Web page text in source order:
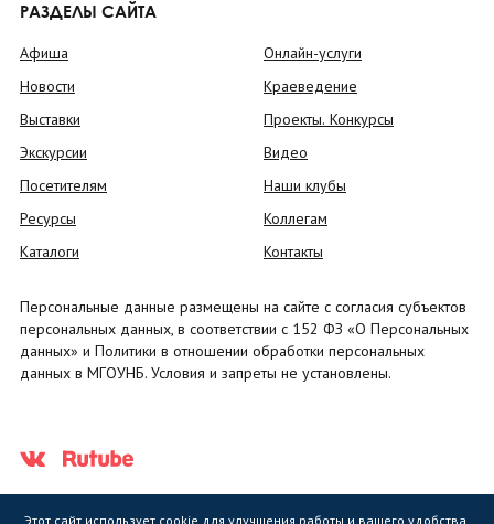
РАЗДЕЛЫ САЙТА
Афиша
Новости
Выставки
Экскурсии
Посетителям
Ресурсы
Каталоги
Онлайн-услуги
Краеведение
Проекты. Конкурсы
Видео
Наши клубы
Коллегам
Контакты
Персональные данные размещены на сайте с согласия субъектов
персональных данных, в соответствии с 152 ФЗ «О Персональных
данных» и Политики в отношении обработки персональных
данных в МГОУНБ. Условия и запреты не установлены.
Этот сайт использует cookie для улучшения работы и вашего удобства.